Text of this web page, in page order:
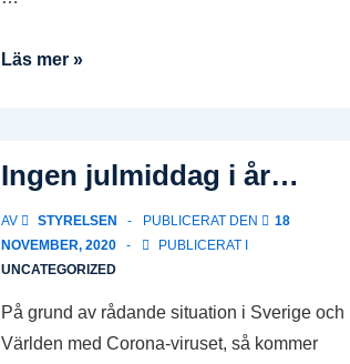
Internationella
flyttat
till
2022
Läs mer »
Ingen julmiddag i år…
AV STYRELSEN PUBLICERAT DEN
18
NOVEMBER, 2020
PUBLICERAT I
UNCATEGORIZED
På grund av rådande situation i Sverige och
Världen med Corona-viruset, så kommer